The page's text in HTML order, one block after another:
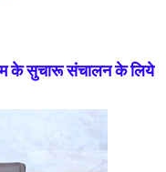
के सुचारू संचालन के लिये